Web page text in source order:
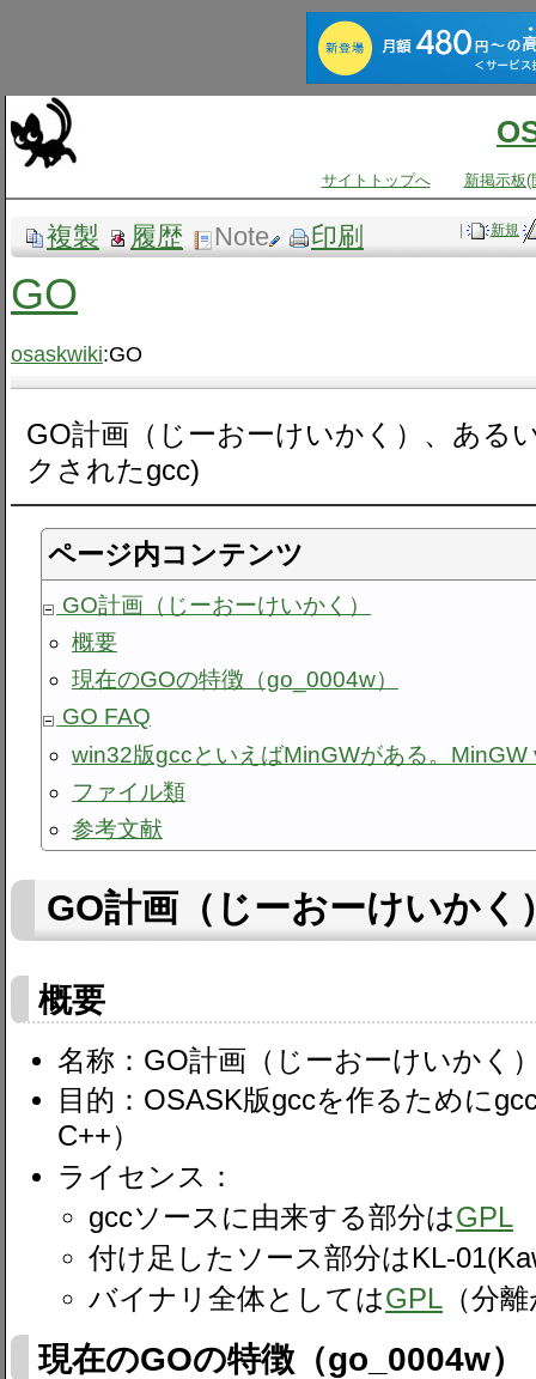
サイトトップへ 新掲示板(
| 新規
複製 履歴 Note 印刷
GO
osaskwiki:GO
GO計画（じーおーけいかく）、ある
クされたgcc)
ページ内コンテンツ
GO計画（じーおーけいかく）
概要
現在のGOの特徴（go_0004w）
GO FAQ
win32版gccといえばMinGWがある。
ファイル類
参考文献
GO計画（じーおーけいかく
概要
名称：GO計画（じーおーけいかく
目的：OSASK版gccを作るために
C++）
ライセンス：
gccソースに由来する部分はGPL
付け足したソース部分はKL-
バイナリ全体としてはGPL （分
現在のGOの特徴（go_0004w）